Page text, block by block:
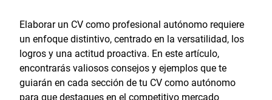
Elaborar un CV como profesional autónomo requiere
un enfoque distintivo, centrado en la versatilidad, los
logros y una actitud proactiva. En este artículo,
encontrarás valiosos consejos y ejemplos que te
guiarán en cada sección de tu CV como autónomo
para que destaques en el competitivo mercado